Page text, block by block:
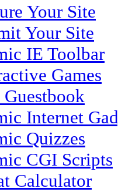
Your Site
Your Site
IE Toolbar
Games
Guestbook
Internet
Quizzes
CGI Scripts
Calculator